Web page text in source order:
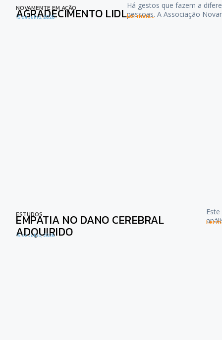
NOVAMENTE EM AÇÃO
AGRADECIMENTO LIDL
15 de Julho, 2026
Há gestos que fazem a
pessoas. A Associação
Ler mais...
ESTUDOS
EMPATIA NO DANO CEREBRAL
ADQUIRIDO
15 de Julho, 2026
Ler